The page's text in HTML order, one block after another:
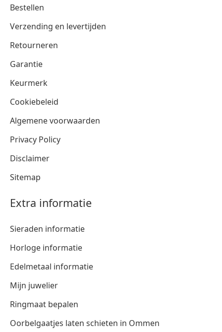
Bestellen
Verzending en levertijden
Retourneren
Garantie
Keurmerk
Cookiebeleid
Algemene voorwaarden
Privacy Policy
Disclaimer
Sitemap
Extra informatie
Sieraden informatie
Horloge informatie
Edelmetaal informatie
Mijn juwelier
Ringmaat bepalen
Oorbelgaatjes laten schieten in Ommen